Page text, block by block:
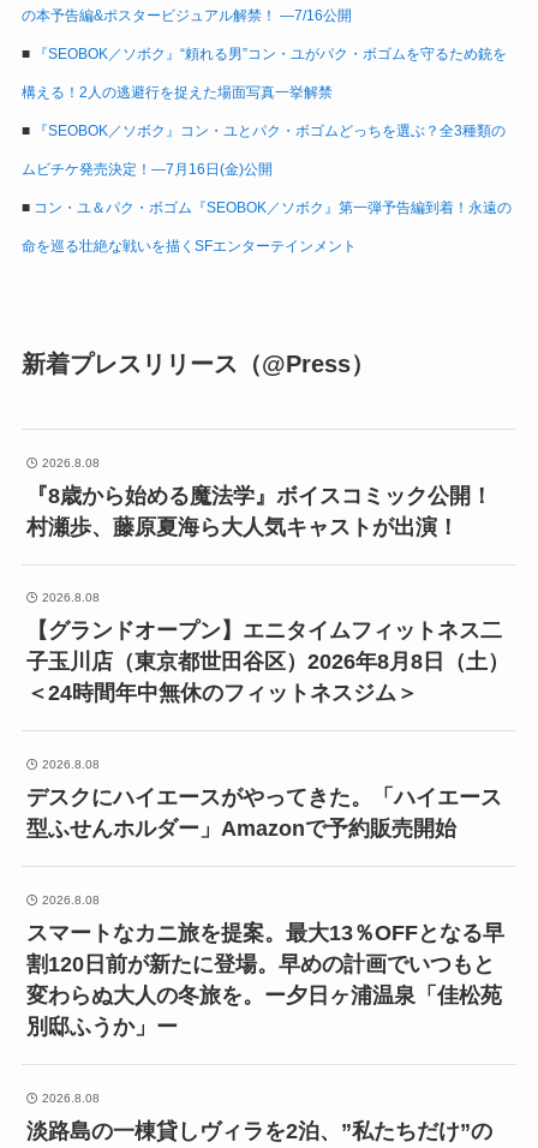
の本予告編&ポスタービジュアル解禁！ ―7/16公開
■ 『SEOBOK／ソボク』“頼れる男”コン・ユがパク・ボゴムを守るため銃を
構える！2人の逃避行を捉えた場面写真一挙解禁
■ 『SEOBOK／ソボク』コン・ユとパク・ボゴムどっちを選ぶ？全3種類の
ムビチケ発売決定！―7月16日(金)公開
■ コン・ユ＆パク・ボゴム『SEOBOK／ソボク』第一弾予告編到着！永遠の
命を巡る壮絶な戦いを描くSFエンターテインメント
新着プレスリリース（@Press）
2026.8.08
『8歳から始める魔法学』ボイスコミック公開！
村瀬歩、藤原夏海ら大人気キャストが出演！
2026.8.08
【グランドオープン】エニタイムフィットネス二
子玉川店（東京都世田谷区）2026年8月8日（土）
＜24時間年中無休のフィットネスジム＞
2026.8.08
デスクにハイエースがやってきた。「ハイエース
型ふせんホルダー」Amazonで予約販売開始
2026.8.08
スマートなカニ旅を提案。最大13％OFFとなる早
割120日前が新たに登場。早めの計画でいつもと
変わらぬ大人の冬旅を。ー夕日ヶ浦温泉「佳松苑
別邸ふうか」ー
2026.8.08
淡路島の一棟貸しヴィラを2泊、”私たちだけ”の